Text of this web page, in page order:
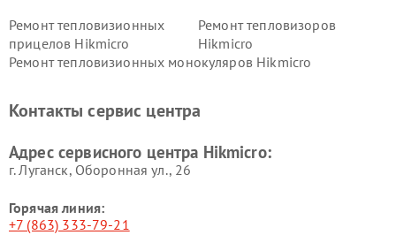
Ремонт тепловизионных
прицелов Hikmicro
Ремонт тепловизоров
Hikmicro
Ремонт тепловизионных монокуляров Hikmicro
Контакты сервис центра
Адрес сервисного центра Hikmicro:
г. Луганск, Оборонная ул., 26
Горячая линия:
+7 (863) 333-79-21